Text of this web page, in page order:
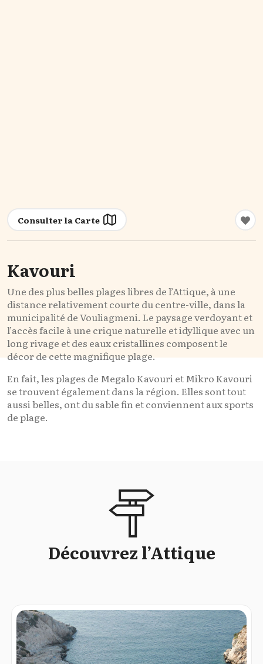
Consulter la Carte
Kavouri
Une des plus belles plages libres de l’Attique, à une
distance relativement courte du centre-ville, dans la
municipalité de Vouliagmeni. Le paysage verdoyant et
l’accès facile à une crique naturelle et idyllique avec un
long rivage et des eaux cristallines composent le
décor de cette magnifique plage.
En fait, les plages de Megalo Kavouri et Mikro Kavouri
se trouvent également dans la région. Elles sont tout
aussi belles, ont du sable fin et conviennent aux sports
de plage.
Découvrez l’Attique